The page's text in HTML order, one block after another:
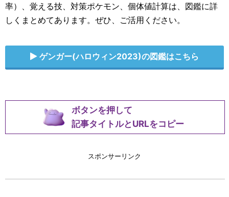
率）、覚える技、対策ポケモン、個体値計算は、図鑑に詳
しくまとめてあります。ぜひ、ご活用ください。
ゲンガー(ハロウィン2023)の図鑑はこちら
ボタンを押して
記事タイトルとURLをコピー
スポンサーリンク